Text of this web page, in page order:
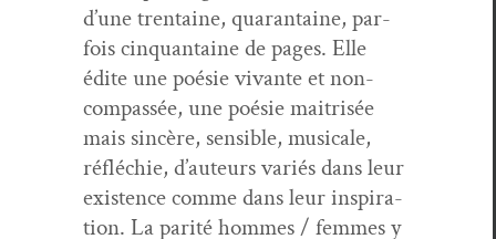
d’une trentaine, quar­an­taine, par­
fois cinquan­taine de pages. Elle
édite une poésie vivante et non-
com­passée, une poésie maitrisée
mais sincère, sen­si­ble, musi­cale,
réfléchie, d’auteurs var­iés dans leur
exis­tence comme dans leur inspi­ra­
tion. La par­ité hommes / femmes y